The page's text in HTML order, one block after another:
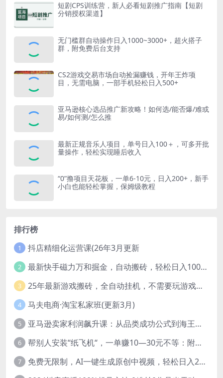
短剧CPS训练营，新人必看短剧推广指南【短剧
分销授权渠道】
无门槛群自动操作日入1000~3000+，超火搭子
群，附免费后台支持
CS2游戏交易市场自动捡漏赚钱，开年王炸项
目，无需电脑，一部手机轻松日入500+
亚马逊核心选品推广新攻略！如何选/能否爆/难或
易/如何测/怎么推
最新正规音乐人项目，单号日入100＋，可多开批
量操作，轻松实现睡后收入
“0”撸项目天花板，一单6-10元，日入200+，新手
小白也能轻松掌握，保姆级教程
排行榜
1 抖店精细化运营课(26年3月更新
2 最新快手磁力万和掘金，自动搬砖，轻松日入100-200，操作简单
3 25年最新游戏搬砖，全自动挂机，不需要玩游戏，单手机操作日入300+
4 马夫电商·淘宝私家班(更新3月)
5 亚马逊卖家利润飙升课：从品类成功公式到海王打法，让每个SKU都成爆款一路飙升(更新26年3月
6 帮别人安装“纸飞机“，一单赚10—30元不等：附：免费节点
7 免费无限制，AI一键生成原创中视频，轻松日入2000+，超简单，可矩阵，…